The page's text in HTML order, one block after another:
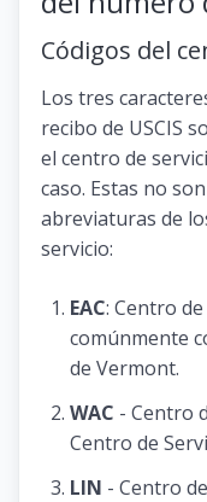
Códigos del
Los tres
recibo de USCIS
el centro de
caso. Estas no
abreviaturas de
servicio:
EAC: Centro
comúnmente
de Vermont.
WAC - Centro
Centro de
LIN - Centro